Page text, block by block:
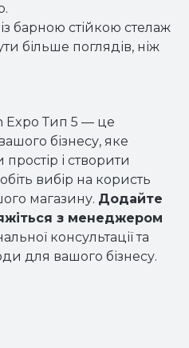
барною стійкою стелаж
більше поглядів, ніж
Expo Тип 5 — це
бізнесу, яке
і створити
вибір на користь
магазину. Додайте
з менеджером
консультації та
для вашого бізнесу.